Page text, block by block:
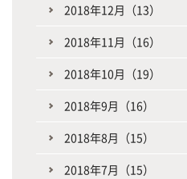
2018年12月（13）
2018年11月（16）
2018年10月（19）
2018年9月（16）
2018年8月（15）
2018年7月（15）